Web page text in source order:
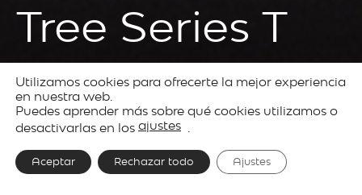
Tree Series T
ProductosDecorative
lighting
Series
Utilizamos cookies para ofrecerte la mejor experiencia
en nuestra web.
Puedes aprender más sobre qué cookies utilizamos o
desactivarlas en los ajustes
Aceptar Rechazar todo Ajustes